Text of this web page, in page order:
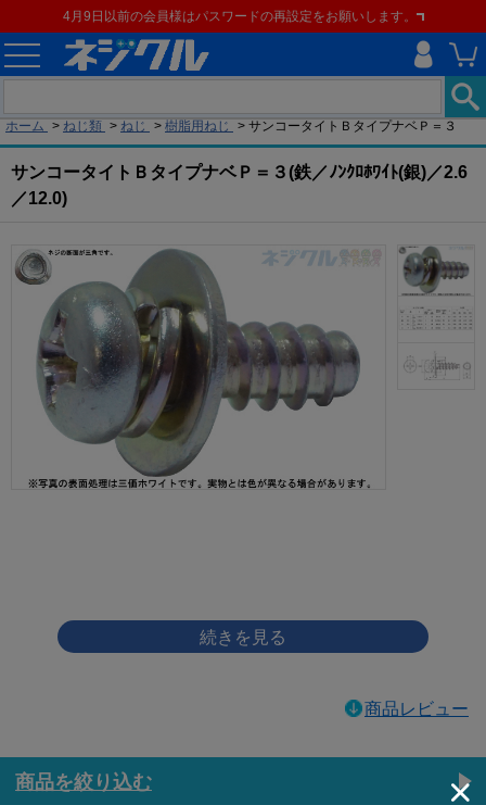
4月9日以前の会員様はパスワードの再設定をお願いします。
ホーム > ねじ類 > ねじ > 樹脂用ねじ > サンコータイトＢタイプナベＰ＝３
サンコータイトＢタイプナベＰ＝３(鉄／ﾉﾝｸﾛﾎﾜｲﾄ(銀)／2.6
／12.0)
商品レビュー
商品を絞り込む